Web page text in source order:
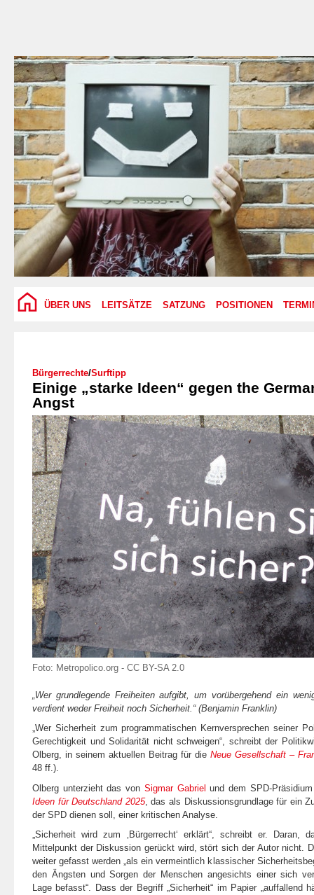
ÜBER UNS LEITSÄTZE SATZUNG POSITIONEN
Bürgerrechte/Surftipp
Einige „starke Ideen“ gegen the
Angst
Foto: Metropolico.org - CC BY-SA 2.0
„Wer grundlegende Freiheiten aufgibt, um vorübergehend ein
verdient weder Freiheit noch Sicherheit.“ (Benjamin Franklin)
„Wer Sicherheit zum programmatischen Kernversprechen seiner
Gerechtigkeit und Solidarität nicht schweigen“, schreibt der
Olberg, in seinem aktuellen Beitrag für die Neue Gesellschaft –
48 ff.).
Olberg unterzieht das von Sigmar Gabriel und dem SPD-
Ideen für Deutschland 2025, das als Diskussionsgrundlage für ein
der SPD dienen soll, einer kritischen Analyse.
„Sicherheit wird zum ‚Bürgerrecht‘ erklärt“, schreibt er. Daran,
Mittelpunkt der Diskussion gerückt wird, stört sich der Autor nicht.
weiter gefasst werden „als ein vermeintlich klassischer
den Ängsten und Sorgen der Menschen angesichts einer sich
Lage befasst“. Dass der Begriff „Sicherheit“ im Papier „auffallend